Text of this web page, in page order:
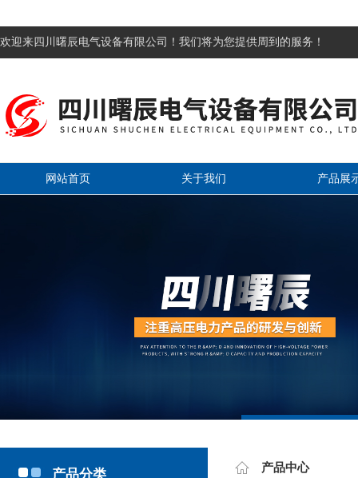
欢迎来四川曙辰电气设备有限公司！我们将为您提供周到的服务！
网站首页 关于我们 产品展
产品分类 产品中心